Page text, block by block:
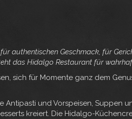
für authentischen Geschmack, für
das Hidalgo Restaurant für
sich für Momente ganz dem
und Vorspeisen, Suppen
kreiert. Die Hidalgo-